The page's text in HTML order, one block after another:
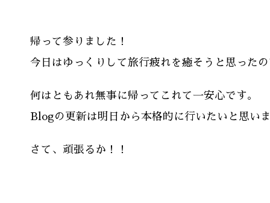
帰って参りました！
今日はゆっくりして旅行疲れを癒そうと思った
何はともあれ無事に帰ってこれて一安心です。
Blogの更新は明日から本格的に行いたいと思い
さて、頑張るか！！